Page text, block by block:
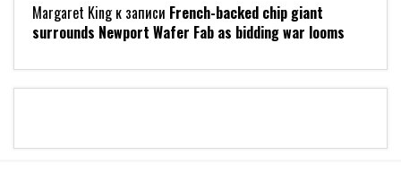
Margaret Kingк записи French-backed chip giant
surrounds Newport Wafer Fab as bidding war looms